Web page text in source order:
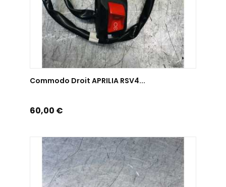
AJOUTER AU PANIER
Commodo Droit APRILIA RSV4...
Prix
60,00 €